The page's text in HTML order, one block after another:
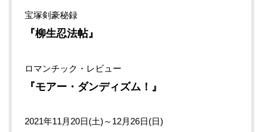
宝塚剣豪秘録
『柳生忍法帖』
ロマンチック・レビュー
『モアー・ダンディズム！』
2021年11月20日(土)～12月26日(日)